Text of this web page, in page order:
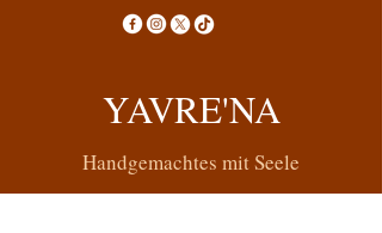
YAVRE'NA
Handgemachtes mit Seele
yavrena.shop@gmail.com